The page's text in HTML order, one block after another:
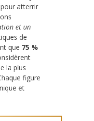
atterrir
et un
de
que 75 %
la plus
figure
et